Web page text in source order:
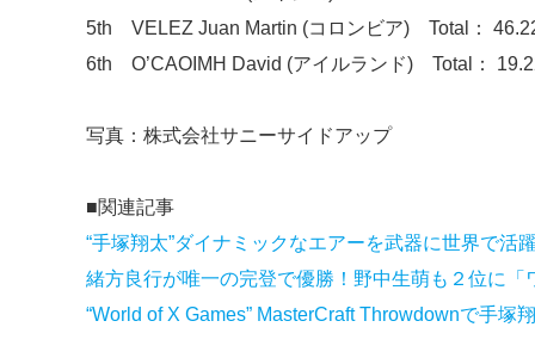
5th VELEZ Juan Martin (コロンビア) Total：
6th O’CAOIMH David (アイルランド) Total：
写真：株式会社サニーサイドアップ
■関連記事
“手塚翔太”ダイナミックなエアーを武器に世界で活
緒方良行が唯一の完登で優勝！野中生萌も２位に「
“World of X Games” MasterCraft Throwdownで手塚